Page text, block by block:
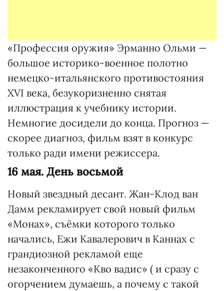
«Профессия оружия» Эрманно Ольми —
большое историко-военное полотно
немецко-итальянского противостояния
XVI века, безукоризненно снятая
иллюстрация к учебнику истории.
Немногие досидели до конца. Прогноз —
скорее диагноз, фильм взят в конкурс
только ради имени режиссера.
16 мая. День восьмой
Новый звездный десант. Жан-Клод ван
Дамм рекламирует свой новый фильм
«Монах», съёмки которого только
начались, Ежи Кавалерович в Каннах с
грандиозной рекламой еще
незаконченного «Кво вадис» ( и сразу с
огорчением думаешь, а почему с такой